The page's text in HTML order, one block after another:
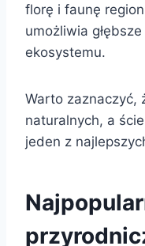
florę i faunę
umożliwia
ekosystemu.
Warto zaznaczyć,
naturalnych, a
jeden z